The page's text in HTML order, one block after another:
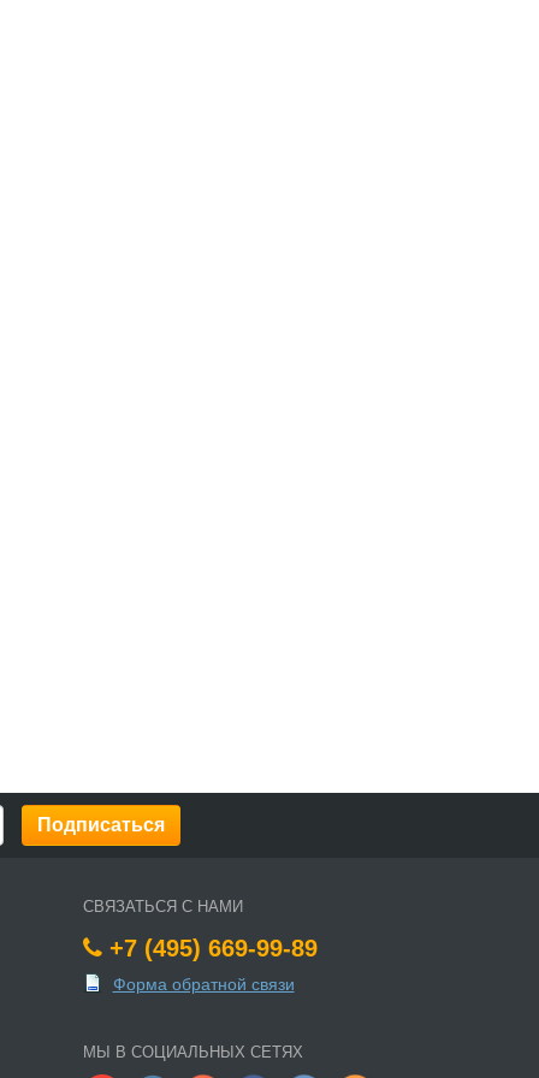
СВЯЗАТЬСЯ С НАМИ
+7 (495) 669-99-89
Форма обратной связи
МЫ В СОЦИАЛЬНЫХ СЕТЯХ